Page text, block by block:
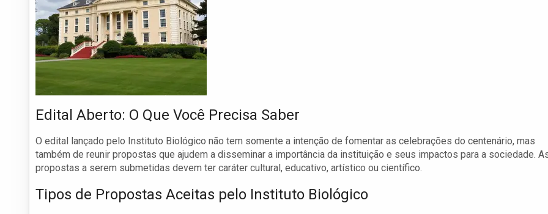
Edital Aberto: O Que Você Precisa Saber
O edital lançado pelo Instituto Biológico não tem somente a intenção de fomentar as celebrações do centenário, mas
também de reunir propostas que ajudem a disseminar a importância da instituição e seus impactos para a sociedade.
propostas a serem submetidas devem ter caráter cultural, educativo, artístico ou científico.
Tipos de Propostas Aceitas pelo Instituto Biológico